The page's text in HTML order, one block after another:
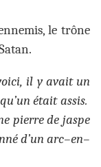
le trône
il y avait un
était assis.
pierre de jaspe
d’un arc–en–